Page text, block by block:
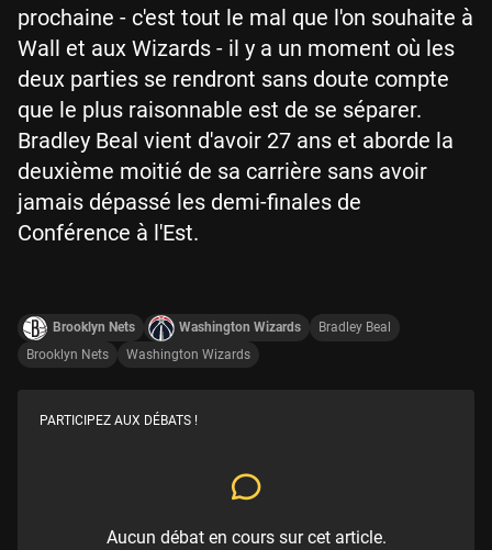
prochaine - c'est tout le mal que l'on souhaite à
Wall et aux Wizards - il y a un moment où les
deux parties se rendront sans doute compte
que le plus raisonnable est de se séparer.
Bradley Beal vient d'avoir 27 ans et aborde la
deuxième moitié de sa carrière sans avoir
jamais dépassé les demi-finales de
Conférence à l'Est.
Brooklyn Nets Washington Wizards
Bradley Beal
Brooklyn Nets
Washington Wizards
PARTICIPEZ AUX DÉBATS !
Aucun débat en cours sur cet article.